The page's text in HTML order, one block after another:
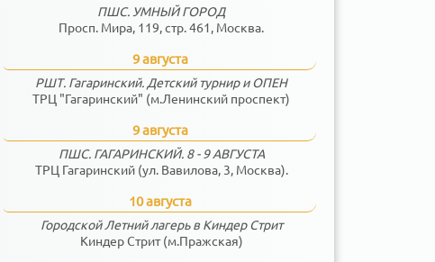
ПШС. УМНЫЙ ГОРОД
Просп. Мира, 119, стр. 461, Москва.
9 августа
РШТ. Гагаринский. Детский турнир и ОПЕН
ТРЦ "Гагаринский" (м.Ленинский проспект)
9 августа
ПШС. ГАГАРИНСКИЙ. 8 - 9 АВГУСТА
ТРЦ Гагаринский (ул. Вавилова, 3, Москва).
10 августа
Городской Летний лагерь в Киндер Стрит
Киндер Стрит (м.Пражская)